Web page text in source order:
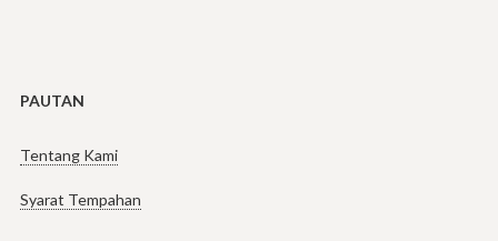
PAUTAN
Tentang Kami
Syarat Tempahan